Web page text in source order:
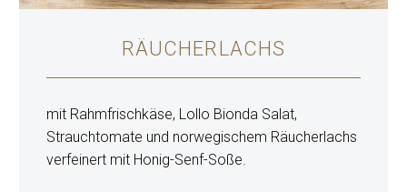
RÄUCHERLACHS
mit Rahmfrischkäse, Lollo Bionda Salat,
Strauchtomate und norwegischem Räucherlachs
verfeinert mit Honig-Senf-Soße.